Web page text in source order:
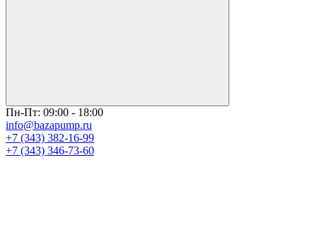
Пн-Пт: 09:00 - 18:00
info@bazapump.ru
+7 (343) 382-16-99
+7 (343) 346-73-‬60